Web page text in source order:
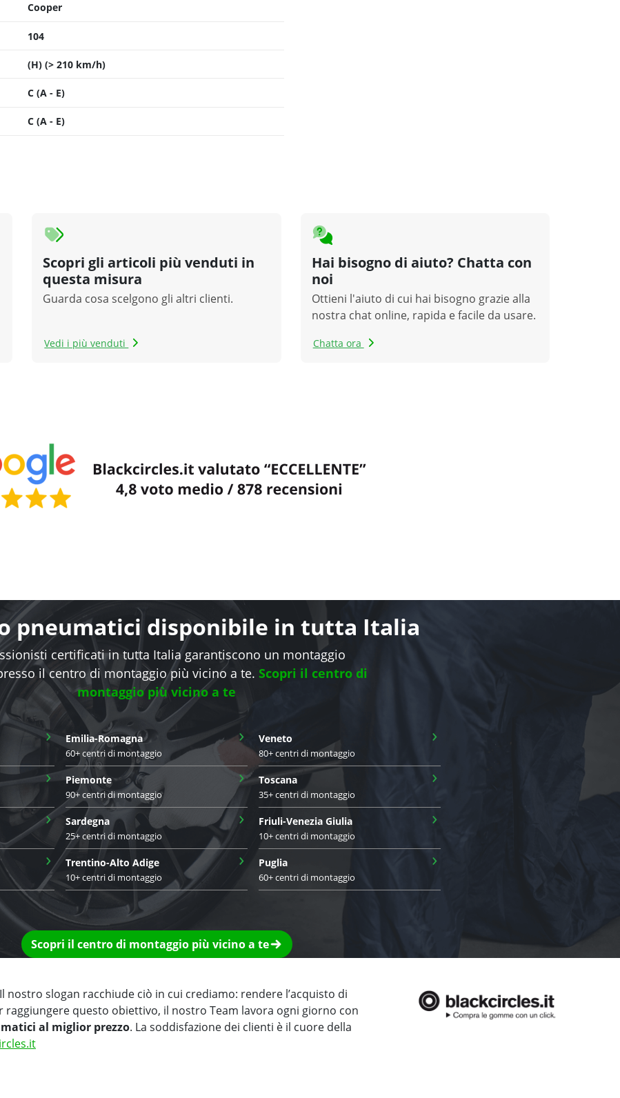
Cooper
104
(H) (> 210 km/h)
C (A - E)
C (A - E)
Scopri gli articoli più venduti in
questa misura
Guarda cosa scelgono gli altri clienti.
Vedi i più venduti
Hai bisogno di aiuto? Chatta con
noi
Ottieni l'aiuto di cui hai bisogno grazie alla
nostra chat online, rapida e facile da usare.
Chatta ora
pneumatici disponibile in tutta Italia
certificati in tutta Italia garantiscono un montaggio
il centro di montaggio più vicino a te. Scopri il centro di
montaggio più vicino a te
› Emilia-Romagna
60+ centri di montaggio
› Veneto
80+ centri di montaggio
›
› Piemonte
90+ centri di montaggio
› Toscana
35+ centri di montaggio
›
› Sardegna
25+ centri di montaggio
› Friuli-Venezia Giulia
10+ centri di montaggio
›
› Trentino-Alto Adige
10+ centri di montaggio
› Puglia
60+ centri di montaggio
›
Scopri il centro di montaggio più vicino a te
nostro slogan racchiude ciò in cui crediamo: rendere l’acquisto di
raggiungere questo obiettivo, il nostro Team lavora ogni giorno con
al miglior prezzo. La soddisfazione dei clienti è il cuore della